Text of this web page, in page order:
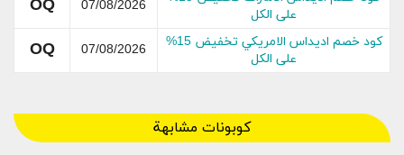
جميع أقسام متجر اديداس
وصل حديثاً
على الكل
07/08/2026
OQ
كود خصم اديداس الامريكي تخفيض 15%
على الكل
07/08/2026
OQ
كوبونات مشابهة